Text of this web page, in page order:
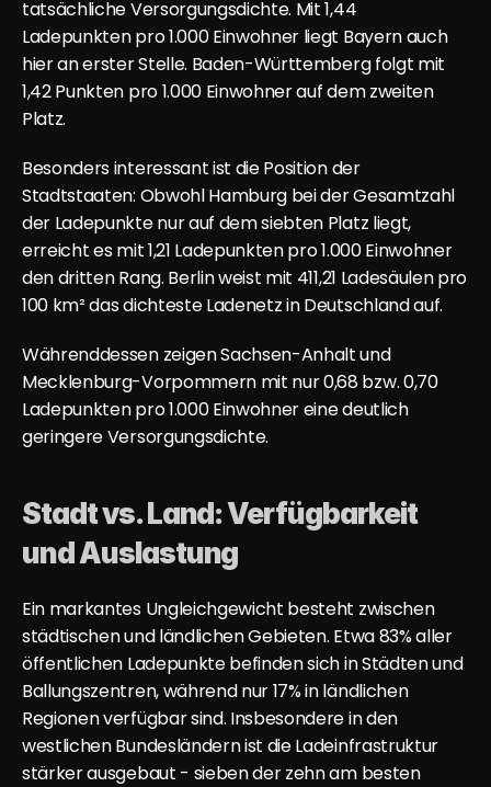
tatsächliche Versorgungsdichte. Mit 1,44
Ladepunkten pro 1.000 Einwohner liegt Bayern auch
hier an erster Stelle. Baden-Württemberg folgt mit
1,42 Punkten pro 1.000 Einwohner auf dem zweiten
Platz.
Besonders interessant ist die Position der
Stadtstaaten: Obwohl Hamburg bei der Gesamtzahl
der Ladepunkte nur auf dem siebten Platz liegt,
erreicht es mit 1,21 Ladepunkten pro 1.000 Einwohner
den dritten Rang. Berlin weist mit 411,21 Ladesäulen pro
100 km² das dichteste Ladenetz in Deutschland auf.
Währenddessen zeigen Sachsen-Anhalt und
Mecklenburg-Vorpommern mit nur 0,68 bzw. 0,70
Ladepunkten pro 1.000 Einwohner eine deutlich
geringere Versorgungsdichte.
Stadt vs. Land: Verfügbarkeit
und Auslastung
Ein markantes Ungleichgewicht besteht zwischen
städtischen und ländlichen Gebieten. Etwa 83% aller
öffentlichen Ladepunkte befinden sich in Städten und
Ballungszentren, während nur 17% in ländlichen
Regionen verfügbar sind. Insbesondere in den
westlichen Bundesländern ist die Ladeinfrastruktur
stärker ausgebaut - sieben der zehn am besten